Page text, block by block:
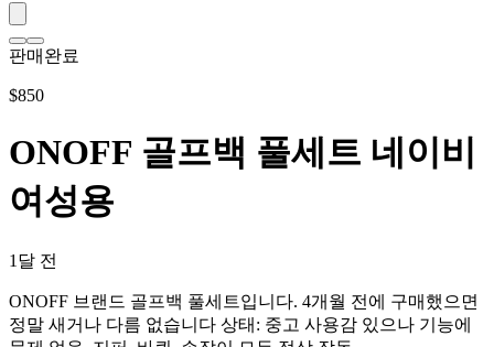
판매완료
$850
ONOFF 골프백 풀세트 네이비
여성용
1달 전
ONOFF 브랜드 골프백 풀세트입니다. 4개월 전에 구매했으면
정말 새거나 다름 없습니다 상태: 중고 사용감 있으나 기능에